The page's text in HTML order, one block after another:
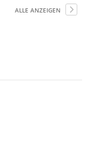
ALLE ANZEIGEN